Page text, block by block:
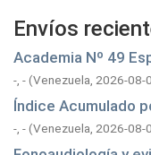
Envíos
Academia Nº 49
-, -(Venezuela, 2026-08-
Índice Acumulado
-, -(Venezuela, 2026-08-